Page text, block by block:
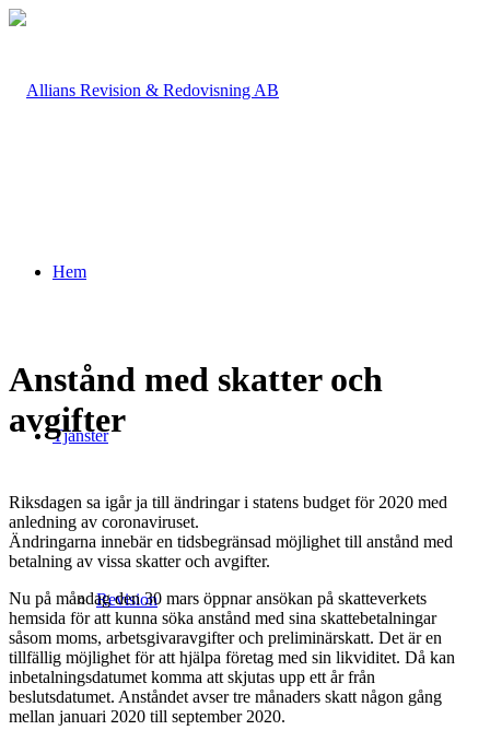
Hem
Tjänster
Revision
Anstånd med skatter och
avgifter
Riksdagen sa igår ja till ändringar i statens budget för 2020 med
anledning av coronaviruset.
Ändringarna innebär en tidsbegränsad möjlighet till anstånd med
betalning av vissa skatter och avgifter.
Nu på måndag den 30 mars öppnar ansökan på skatteverkets
hemsida för att kunna söka anstånd med sina skattebetalningar
såsom moms, arbetsgivaravgifter och preliminärskatt. Det är en
tillfällig möjlighet för att hjälpa företag med sin likviditet. Då kan
inbetalningsdatumet komma att skjutas upp ett år från
beslutsdatumet. Anståndet avser tre månaders skatt någon gång
mellan januari 2020 till september 2020.